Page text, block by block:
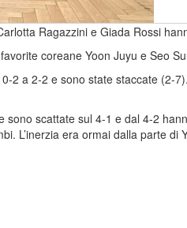
Ragazzini e Giada Rossi
coreane Yoon Juyu e Seo
2 a 2-2 e sono state staccate (2-
sono scattate sul 4-1 e dal 4-2
L’inerzia era ormai dalla parte